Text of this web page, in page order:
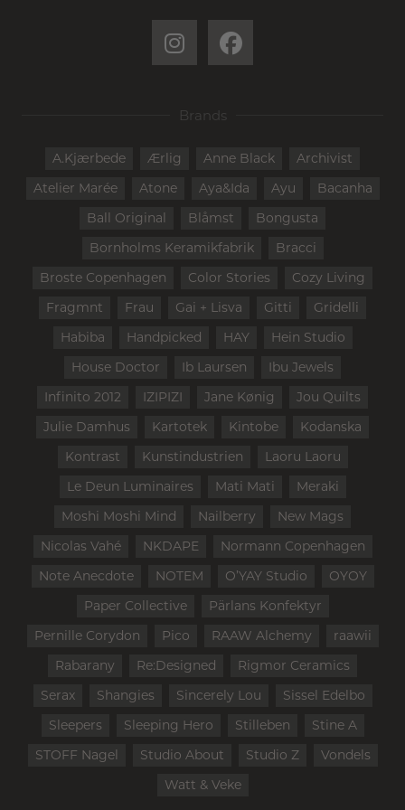
Brands
A.Kjærbede Ærlig Anne Black
Archivist
Atelier Marée
Atone Aya&Ida Ayu
Bacanha
Ball Original
Blåmst
Bongusta
Bornholms Keramikfabrik
Bracci
Broste Copenhagen
Color Stories
Cozy Living
Fragmnt
Frau Gai + Lisva Gitti
Gridelli
Habiba
Handpicked HAY
Hein Studio
House Doctor
Ib Laursen
Ibu Jewels
Infinito 2012
IZIPIZI Jane Kønig
Jou Quilts
Julie Damhus
Kartotek Kintobe
Kodanska
Kontrast
Kunstindustrien
Laoru Laoru
Le Deun Luminaires
Mati Mati
Meraki
Moshi Moshi Mind
Nailberry
New Mags
Nicolas Vahé
NKDAPE
Normann Copenhagen
Note Anecdote
NOTEM O’YAY Studio
OYOY
Paper Collective
Pärlans Konfektyr
Pernille Corydon
Pico RAAW Alchemy
raawii
Rabarany
Re:Designed
Rigmor Ceramics
Serax
Shangies Sincerely Lou
Sissel Edelbo
Sleepers
Sleeping Hero Stilleben
Stine A
STOFF Nagel
Studio About Studio Z
Vondels
Watt & Veke